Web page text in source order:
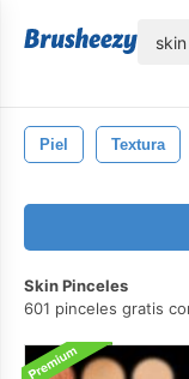
Piel Textura
Skin Pinceles
601 pinceles gratis